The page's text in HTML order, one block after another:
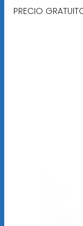
PRECIO